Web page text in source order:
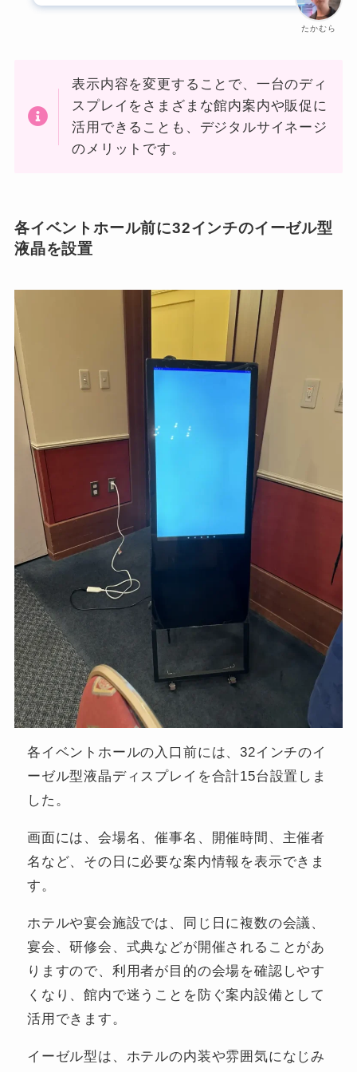
たかむら
表示内容を変更することで、一台のディ
スプレイをさまざまな館内案内や販促に
活用できることも、デジタルサイネージ
のメリットです。
各イベントホール前に32インチのイーゼル型
液晶を設置
各イベントホールの入口前には、32インチのイ
ーゼル型液晶ディスプレイを合計15台設置しま
した。
画面には、会場名、催事名、開催時間、主催者
名など、その日に必要な案内情報を表示できま
す。
ホテルや宴会施設では、同じ日に複数の会議、
宴会、研修会、式典などが開催されることがあ
りますので、利用者が目的の会場を確認しやす
くなり、館内で迷うことを防ぐ案内設備として
活用できます。
イーゼル型は、ホテルの内装や雰囲気になじみ